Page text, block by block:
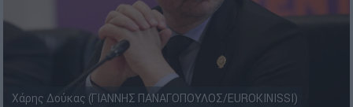
Χάρης Δούκας (ΓΙΑΝΝΗΣ ΠΑΝΑΓΟΠΟΥΛΟΣ/EUROKINISSI)